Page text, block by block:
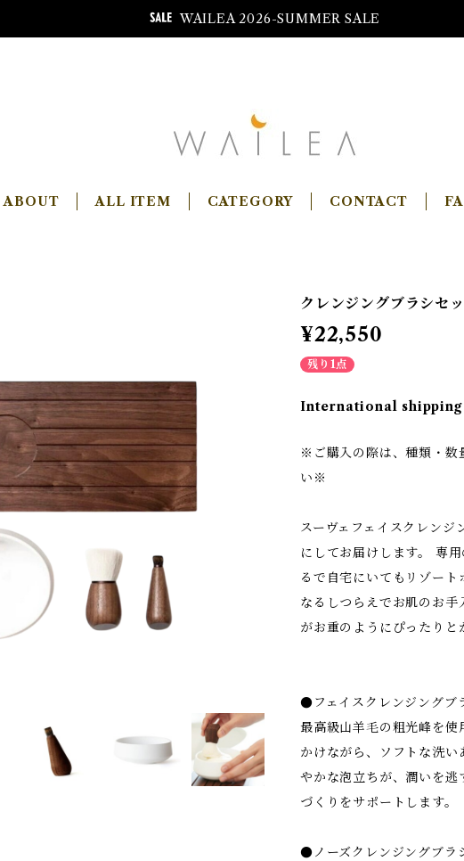
WAILEA 2026-SUMMER SALE
ABOUT ALL ITEM CATEGORY CONTACT
クレンジングブラシ
¥22,550
残り1点
International
※ご購入の際は、種類・数
い※
スーヴェフェイスクレンジ
にしてお届けします。 専
るで自宅にいてもリゾー
なるしつらえでお肌のお手
がお重のようにぴったりと
●フェイスクレンジングブ
最高級山羊毛の粗光峰を
かけながら、ソフトな洗
やかな泡立ちが、潤いを
づくりをサポートします。
●ノーズクレンジングブラ